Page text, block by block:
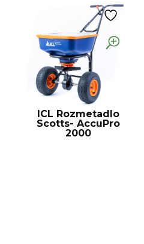
ICL Rozmetadlo
Scotts- AccuPro
2000